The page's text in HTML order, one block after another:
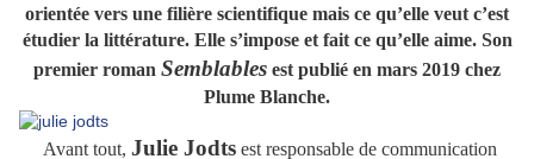
orientée vers une filière scientifique mais ce qu’elle veut c’est
étudier la littérature. Elle s’impose et fait ce qu’elle aime. Son
premier roman Semblables est publié en mars 2019 chez
Plume Blanche.
Avant tout, Julie Jodts est responsable de communication